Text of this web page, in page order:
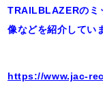
TRAILBLAZERのミ
像などを紹介してい
https://www.jac-